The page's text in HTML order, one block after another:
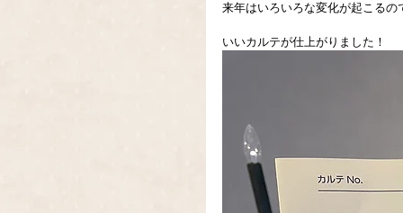
来年はいろいろな変化が起こるの
いいカルテが仕上がりました！